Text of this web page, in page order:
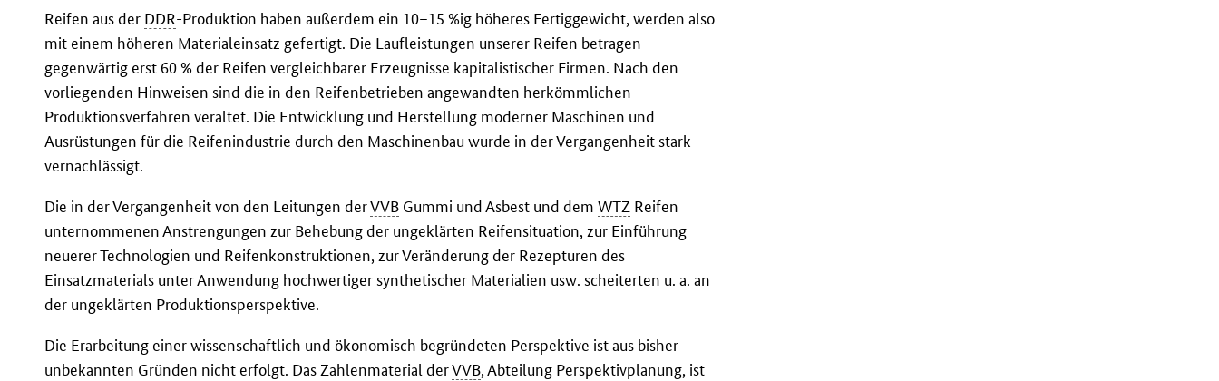
Reifen aus der DDR-Produktion haben außerdem ein 10–15 %ig höheres Fertiggewicht, werden also
mit einem höheren Materialeinsatz gefertigt. Die Laufleistungen unserer Reifen betragen
gegenwärtig erst 60 % der Reifen vergleichbarer Erzeugnisse kapitalistischer Firmen. Nach den
vorliegenden Hinweisen sind die in den Reifenbetrieben angewandten herkömmlichen
Produktionsverfahren veraltet. Die Entwicklung und Herstellung moderner Maschinen und
Ausrüstungen für die Reifenindustrie durch den Maschinenbau wurde in der Vergangenheit stark
vernachlässigt.
Die in der Vergangenheit von den Leitungen derVVB Gummi und Asbest und demWTZ Reifen
unternommenen Anstrengungen zur Behebung der ungeklärten Reifensituation, zur Einführung
neuerer Technologien und Reifenkonstruktionen, zur Veränderung der Rezepturen des
Einsatzmaterials unter Anwendung hochwertiger synthetischer Materialien usw. scheiterten u. a. an
der ungeklärten Produktionsperspektive.
Die Erarbeitung einer wissenschaftlich und ökonomisch begründeten Perspektive ist aus bisher
unbekannten Gründen nicht erfolgt. Das Zahlenmaterial derVVB, Abteilung Perspektivplanung, ist